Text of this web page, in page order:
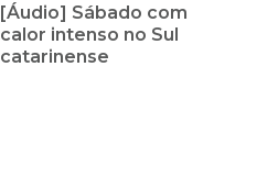
[Áudio] Sábado com
calor intenso no Sul
catarinense